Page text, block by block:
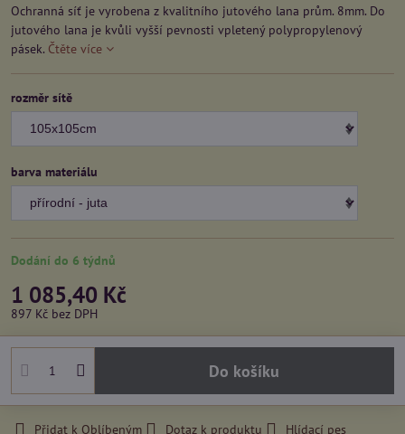
Ochranná síť je vyrobena z kvalitního jutového lana prům. 8mm. Do
jutového lana je kvůli vyšší pevnosti vpletený polypropylenový
pásek. Čtěte více
rozměr sítě
barva materiálu
Dodání do 6 týdnů
1 085,40 Kč
897 Kč bez DPH
Do košíku
Přidat k Oblíbeným Dotaz k produktu
Hlídací pes